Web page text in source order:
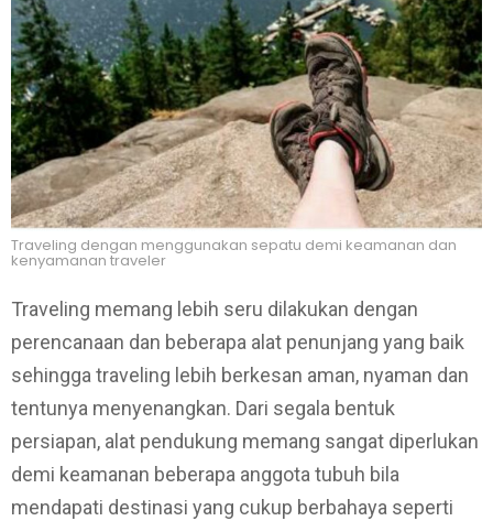
Traveling dengan menggunakan sepatu demi keamanan dan
kenyamanan traveler
Traveling memang lebih seru dilakukan dengan
perencanaan dan beberapa alat penunjang yang baik
sehingga traveling lebih berkesan aman, nyaman dan
tentunya menyenangkan. Dari segala bentuk
persiapan, alat pendukung memang sangat diperlukan
demi keamanan beberapa anggota tubuh bila
mendapati destinasi yang cukup berbahaya seperti